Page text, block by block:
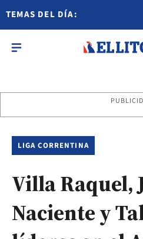
TEMAS DEL DÍA:
LIGA CORRENTINA
Villa Raquel,
Naciente y